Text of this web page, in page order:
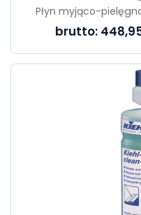
Płyn myjąco-
brutto: